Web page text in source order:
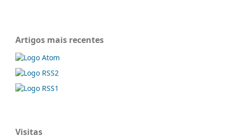
Artigos mais recentes
Visitas